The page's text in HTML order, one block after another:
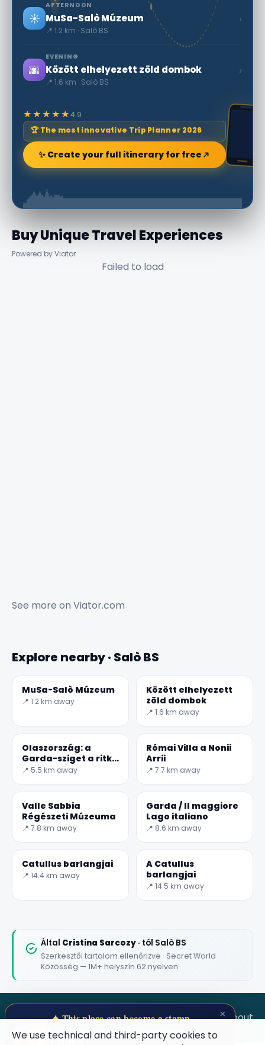
☀️
AFTERNOON
MuSa-Salò Múzeum
📍 1.2 km · Salò BS
›
🌆
EVENING
Között elhelyezett zöld dombok
📍 1.6 km · Salò BS
›
★★★★★4.9
🏆 The most innovative Trip Planner 2026
✨ Create your full itinerary for free
Buy Unique Travel Experiences
Powered by Viator
Failed to load
See more on Viator.com
Explore nearby · Salò BS
MuSa-Salò Múzeum
📍 1.2 km away
Között elhelyezett
zöld dombok
📍 1.6 km away
Olaszország: a
Garda-sziget a ritka
szépség helyszíne
📍 5.5 km away
Római Villa a Nonii
Arrii
📍 7.7 km away
Valle Sabbia
Régészeti Múzeuma
📍 7.8 km away
Garda / Il maggiore
Lago italiano
📍 8.6 km away
Catullus barlangjai
📍 14.4 km away
A Catullus
barlangjai
📍 14.5 km away
Által Cristina Sarcozy · tól Salò BS
Szerkesztői tartalom ellenőrizve · Secret World
Közösség — 1M+ helyszín 62 nyelven
SECRET WORLD TermsPrivacyAbout
✕
🏆🏆 #1 Trip Planner 2026
Rated best travel app worldwide
Keep Exploring the World
1,000,000+ places in your pocket. Free.
We use technical and third-party cookies to
×
✦ This place can become a stamp
Collect secret places in your Secret